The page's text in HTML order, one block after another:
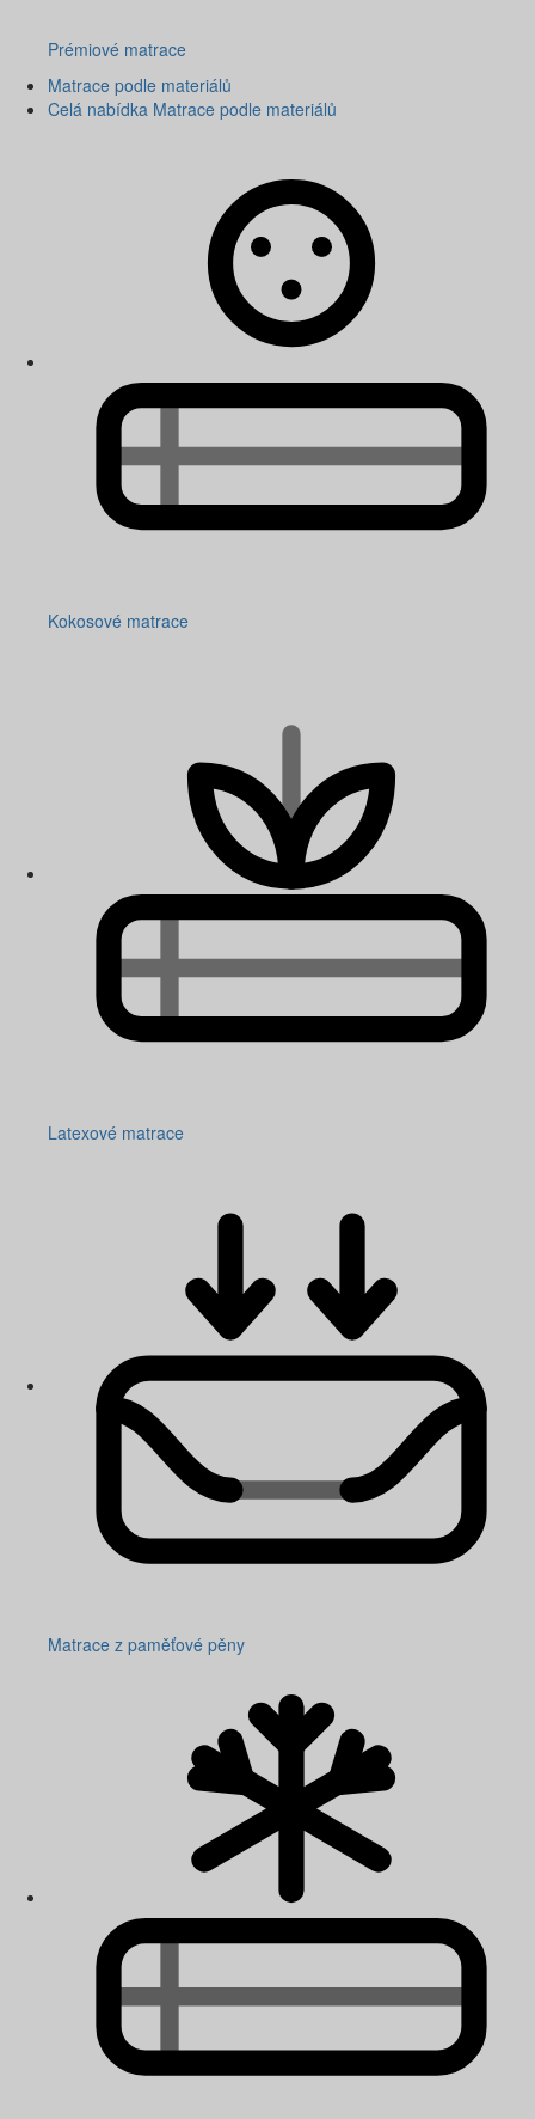
Prémiové matrace
Matrace podle materiálů
Celá nabídka Matrace podle materiálů
Kokosové matrace
Latexové matrace
Matrace z paměťové pěny